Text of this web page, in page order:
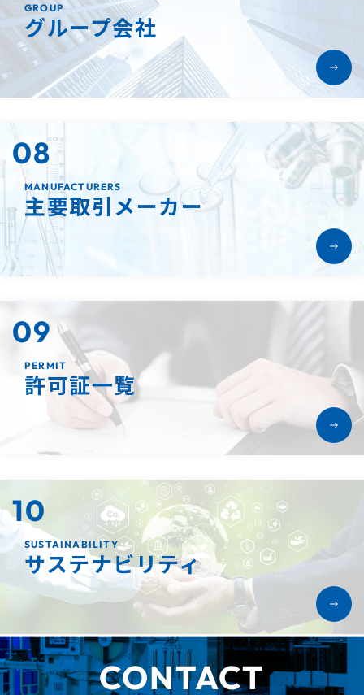
GROUP
グループ会社
08
MANUFACTURERS
主要取引メーカー
09
PERMIT
許可証一覧
10
SUSTAINABILITY
サステナビリティ
CONTACT